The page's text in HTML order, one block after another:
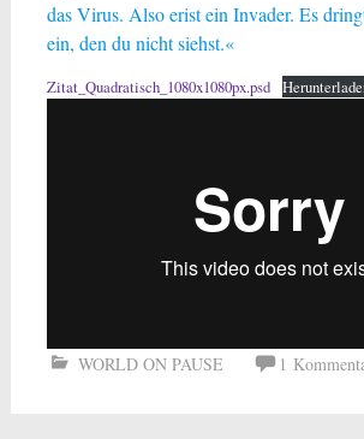
das Virus. Also erist ein Invader. Es
ein, den du nicht siehst.«
Zitat_Quadratisch_1080x1080px.psd
WORLD ON PAUSE 1